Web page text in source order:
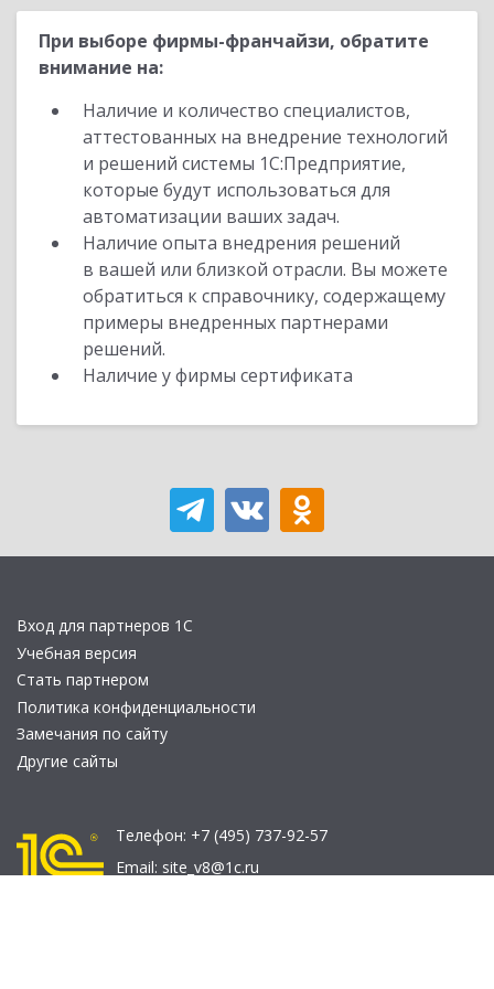
При выборе фирмы-франчайзи, обратите
внимание на:
Наличие и количество специалистов,
аттестованных на внедрение технологий
и решений системы 1С:Предприятие,
которые будут использоваться для
автоматизации ваших задач.
Наличие опыта внедрения решений
в вашей или близкой отрасли. Вы можете
обратиться к справочнику, содержащему
примеры внедренных партнерами
решений.
Наличие у фирмы сертификата
Вход для партнеров 1С
Учебная версия
Стать партнером
Политика конфиденциальности
Замечания по сайту
Другие сайты
Телефон: +7 (495) 737-92-57
Email: site_v8@1c.ru